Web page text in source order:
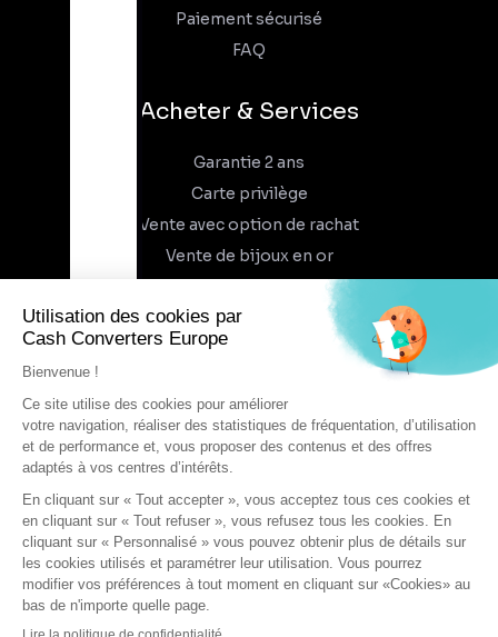
Paiement sécurisé
FAQ
Acheter & Services
Garantie 2 ans
Carte privilège
Vente avec option de rachat
Vente de bijoux en or
À propos
Recrutement
Trouvez un magasin
Rejoindre l'aventure
DEVENIR FRANCHISÉ